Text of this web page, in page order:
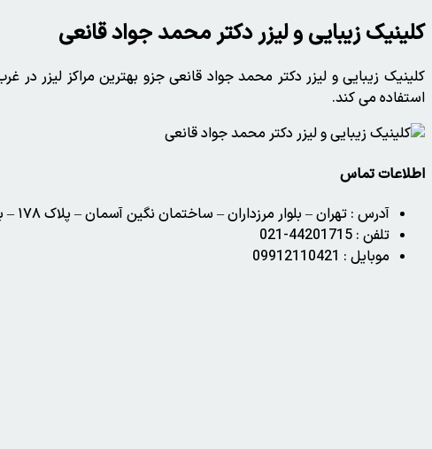
کلینیک زیبایی و لیزر دکتر محمد جواد قانعی
کلینیک زیبایی و لیزر دکتر محمد جواد قانعی جزو بهترین مراکز لیزر
استفاده می کند.
اطلاعات تماس
آدرس : تهران – بلوار مرزداران – ساختمان نگین آسمان – پلاک ۱۷۸ – بلوک D – طبقه سوم – واحد۱۰ – کلینیک لیزر دکتر قانعی
تلفن : 44201715-021
موبایل : 09912110421